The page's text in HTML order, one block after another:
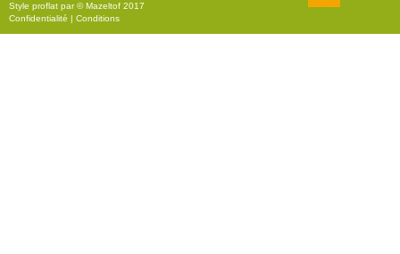
r
Style proflat par ©Mazeltof 2017
Confidentialité | Conditions